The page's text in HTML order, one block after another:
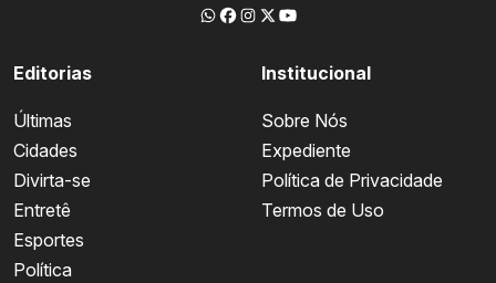
Editorias
Últimas
Cidades
Divirta-se
Entretê
Esportes
Política
Institucional
Sobre Nós
Expediente
Política de Privacidade
Termos de Uso